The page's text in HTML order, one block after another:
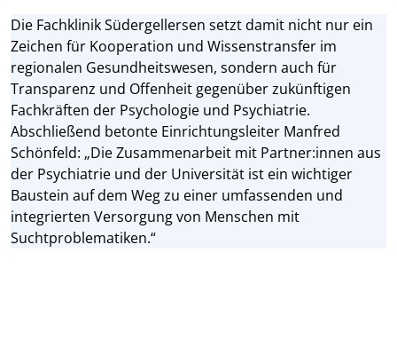
Die Fachklinik Südergellersen setzt damit nicht nur ein
Zeichen für Kooperation und Wissenstransfer im
regionalen Gesundheitswesen, sondern auch für
Transparenz und Offenheit gegenüber zukünftigen
Fachkräften der Psychologie und Psychiatrie.
Abschließend betonte Einrichtungsleiter Manfred
Schönfeld: „Die Zusammenarbeit mit Partner:innen aus
der Psychiatrie und der Universität ist ein wichtiger
Baustein auf dem Weg zu einer umfassenden und
integrierten Versorgung von Menschen mit
Suchtproblematiken.“